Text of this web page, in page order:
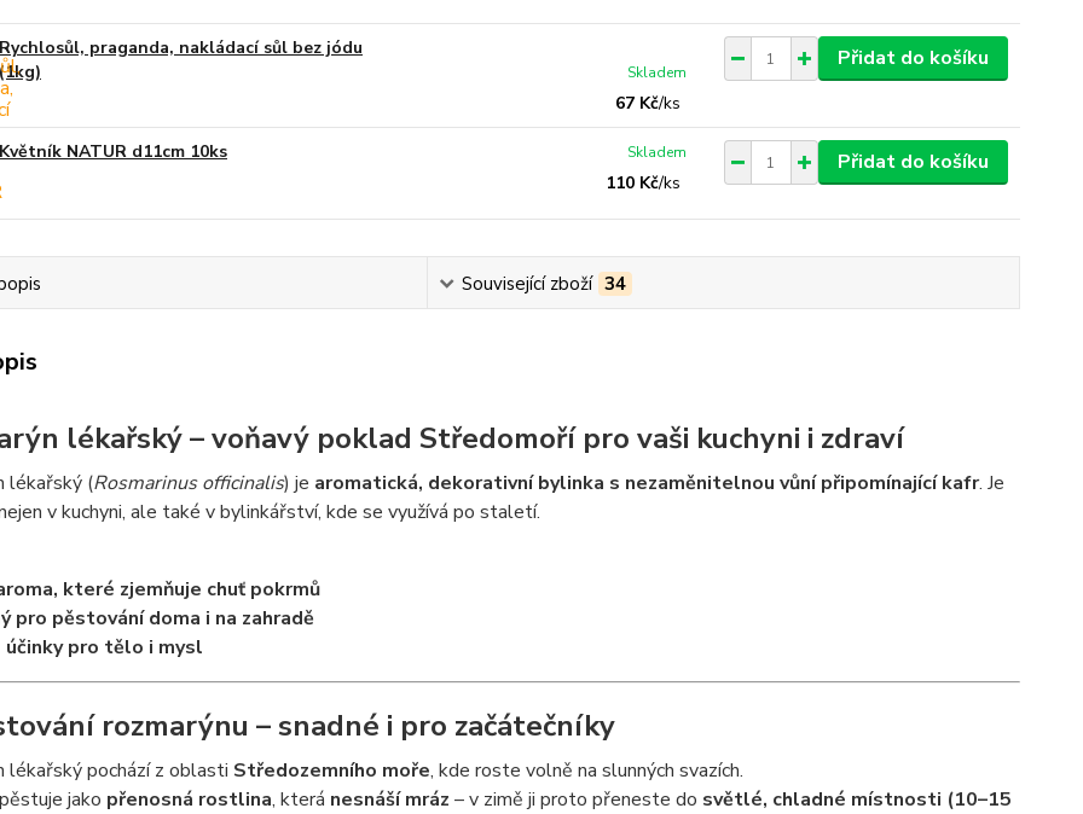
praganda, nakládací sůl bez jódu
67 Kč/ks
Skladem
Přidat do košíku
NATUR d11cm 10ks
110 Kč/ks
Skladem Přidat do košíku
Související zboží 34
lékařský – voňavý poklad Středomoří pro vaši kuchyni i zdraví
lékařský (Rosmarinus officinalis) je aromatická, dekorativní bylinka s nezaměnitelnou vůní připomínající kafr. Je
v kuchyni, ale také v bylinkářství, kde se využívá po staletí.
které zjemňuje chuť pokrmů
pro pěstování doma i na zahradě
účinky pro tělo i mysl
rozmarýnu – snadné i pro začátečníky
lékařský pochází z oblasti Středozemního moře, kde roste volně na slunných svazích.
jako přenosná rostlina, která nesnáší mráz – v zimě ji proto přeneste do světlé, chladné místnosti (10–15